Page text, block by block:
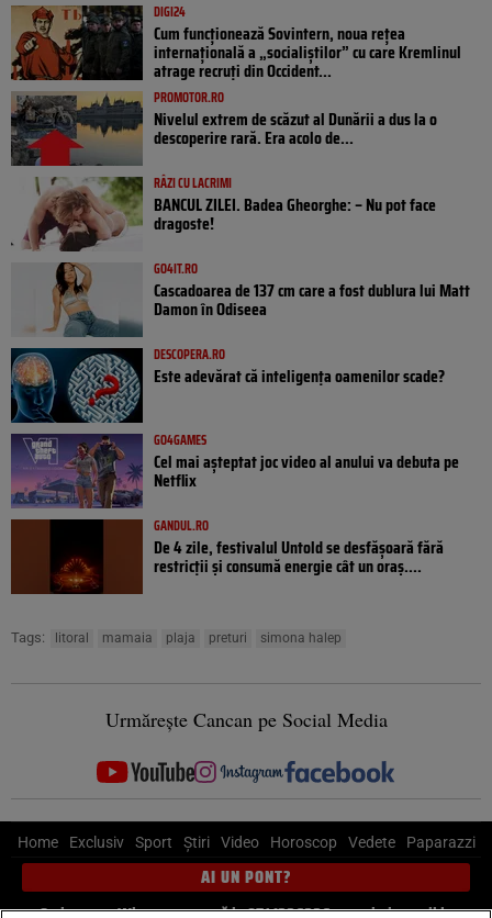
DIGI24
Cum funcționează Sovintern, noua rețea
internațională a „socialiștilor” cu care Kremlinul
atrage recruți din Occident...
PROMOTOR.RO
Nivelul extrem de scăzut al Dunării a dus la o
descoperire rară. Era acolo de...
RÂZI CU LACRIMI
BANCUL ZILEI. Badea Gheorghe: – Nu pot face
dragoste!
GO4IT.RO
Cascadoarea de 137 cm care a fost dublura lui Matt
Damon în Odiseea
DESCOPERA.RO
Este adevărat că inteligența oamenilor scade?
GO4GAMES
Cel mai așteptat joc video al anului va debuta pe
Netflix
GANDUL.RO
De 4 zile, festivalul Untold se desfășoară fără
restricții și consumă energie cât un oraș....
Tags: litoral mamaia plaja preturi simona halep
Urmărește Cancan pe Social Media
Home Exclusiv Sport Știri Video Horoscop Vedete Paparazzi
AI UN PONT?